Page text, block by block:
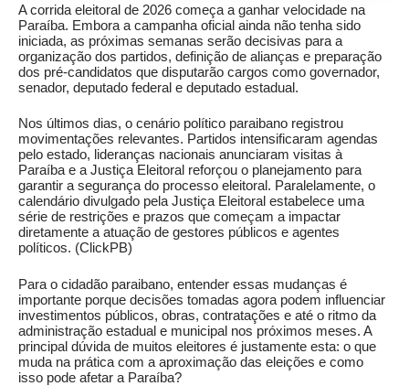
A corrida eleitoral de 2026 começa a ganhar velocidade na
Paraíba. Embora a campanha oficial ainda não tenha sido
iniciada, as próximas semanas serão decisivas para a
organização dos partidos, definição de alianças e preparação
dos pré-candidatos que disputarão cargos como governador,
senador, deputado federal e deputado estadual.
Nos últimos dias, o cenário político paraibano registrou
movimentações relevantes. Partidos intensificaram agendas
pelo estado, lideranças nacionais anunciaram visitas à
Paraíba e a Justiça Eleitoral reforçou o planejamento para
garantir a segurança do processo eleitoral. Paralelamente, o
calendário divulgado pela Justiça Eleitoral estabelece uma
série de restrições e prazos que começam a impactar
diretamente a atuação de gestores públicos e agentes
políticos. (ClickPB)
Para o cidadão paraibano, entender essas mudanças é
importante porque decisões tomadas agora podem influenciar
investimentos públicos, obras, contratações e até o ritmo da
administração estadual e municipal nos próximos meses. A
principal dúvida de muitos eleitores é justamente esta: o que
muda na prática com a aproximação das eleições e como
isso pode afetar a Paraíba?